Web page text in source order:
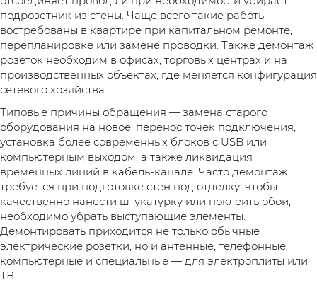
подрозетник из стены. Чаще всего такие работы
востребованы в квартире при капитальном ремонте,
перепланировке или замене проводки. Также демонтаж
розеток необходим в офисах, торговых центрах и на
производственных объектах, где меняется конфигурация
сетевого хозяйства.
Типовые причины обращения — замена старого
оборудования на новое, перенос точек подключения,
установка более современных блоков с USB или
компьютерным выходом, а также ликвидация
временных линий в кабель-канале. Часто демонтаж
требуется при подготовке стен под отделку: чтобы
качественно нанести штукатурку или поклеить обои,
необходимо убрать выступающие элементы.
Демонтировать приходится не только обычные
электрические розетки, но и антенные, телефонные,
компьютерные и специальные — для электроплиты или
ТВ.